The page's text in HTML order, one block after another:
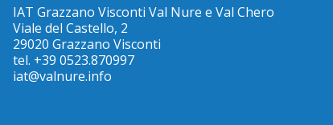
IAT Grazzano Visconti Val Nure e Val Chero
Viale del Castello, 2
29020 Grazzano Visconti
tel. +39 0523.870997
iat@valnure.info